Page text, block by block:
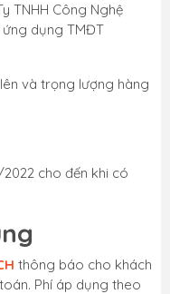
TNHH Công Nghệ
dụng TMĐT
và trọng lượng hàng
cho đến khi có
thông báo cho khách
Phí áp dụng theo